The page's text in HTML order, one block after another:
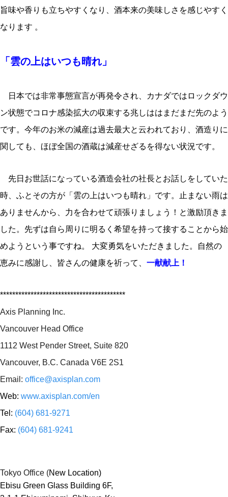
旨味や香りも立ちやすくなり、酒本来の美味しさを感じやすく
なります 。
「雲の上はいつも晴れ」
日本では非常事態宣言が再発令され、カナダではロックダウ
ン状態でコロナ感染拡大の収束する兆しははまだまだ先のよう
です。今年のお米の減産は過去最大と云われており、酒造りに
関しても、ほぼ全国の酒蔵は減産せざるを得ない状況です。
先日お世話になっている酒造会社の社長とお話しをしていた
時、ふとその方が「雲の上はいつも晴れ」です。止まない雨は
ありませんから、力を合わせて頑張りましょう！と激励頂きま
した。先ずは自ら周りに明るく希望を持って接することから始
めようという事ですね。 大変勇気をいただきました。自然の
恵みに感謝し、皆さんの健康を祈って、 一献献上！
*****************************************
Axis Planning Inc.
Vancouver Head Office
1112 West Pender Street, Suite 820
Vancouver, B.C. Canada V6E 2S1
Email: office@axisplan.com
Web: www.axisplan.com/en
Tel: (604) 681-9271
Fax: (604) 681-9241
Tokyo Office (New Location)
Ebisu Green Glass Building 6F,